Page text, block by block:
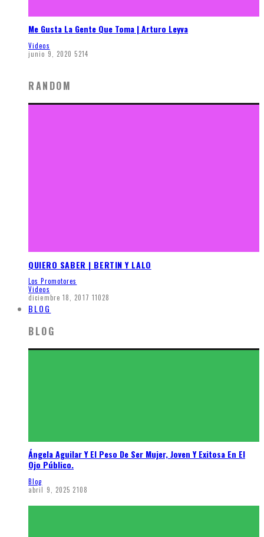
Me Gusta La Gente Que Toma | Arturo Leyva
Videos
junio 9, 2020 5214
RANDOM
QUIERO SABER | BERTIN Y LALO
Los Promotores
Videos
diciembre 18, 2017 11028
BLOG
BLOG
Ángela Aguilar Y El Peso De Ser Mujer, Joven Y Exitosa En El
Ojo Público.
Blog
abril 9, 2025 2108